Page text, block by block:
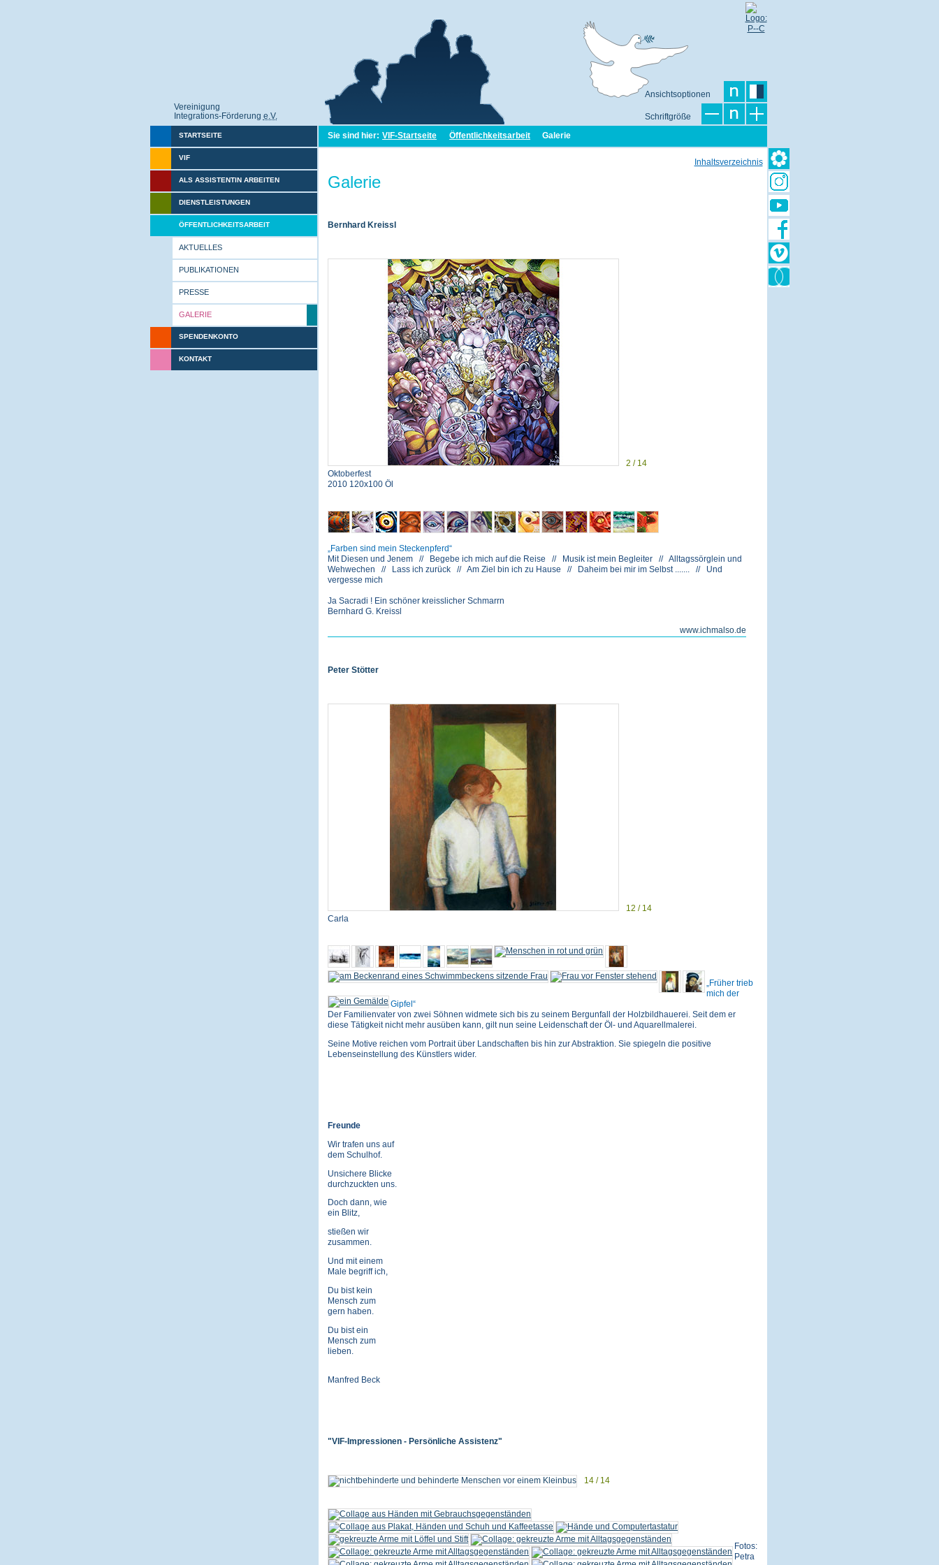
Vereinigung
Integrations-Förderung e.V.
Ansichtsoptionen
Schriftgröße
STARTSEITE
VIF
ALS ASSISTENTIN ARBEITEN
DIENSTLEISTUNGEN
ÖFFENTLICHKEITSARBEIT
AKTUELLES
PUBLIKATIONEN
PRESSE
GALERIE
SPENDENKONTO
KONTAKT
Sie sind hier: VIF-Startseite Öffentlichkeitsarbeit Galerie
Inhaltsverzeichnis
Galerie
Bernhard Kreissl
2 / 14
Oktoberfest
2010 120x100 Öl
Farben sind mein Steckenpferd
Mit Diesen und Jenem // Begebe ich mich auf die Reise // Musik ist mein Begleiter // Alltagssörglein und
Wehwechen // Lass ich zurück // Am Ziel bin ich zu Hause // Daheim bei mir im Selbst ....... // Und
vergesse mich
Ja Sacradi ! Ein schöner kreisslicher Schmarrn
Bernhard G. Kreissl
www.ichmalso.de
Peter Stötter
12 / 14
Carla
Früher trieb
mich der
Gipfel
Der Familienvater von zwei Söhnen widmete sich bis zu seinem Bergunfall der Holzbildhauerei. Seit dem er
diese Tätigkeit nicht mehr ausüben kann, gilt nun seine Leidenschaft der Öl- und Aquarellmalerei.
Seine Motive reichen vom Portrait über Landschaften bis hin zur Abstraktion. Sie spiegeln die positive
Lebenseinstellung des Künstlers wider.
Freunde
Wir trafen uns auf
dem Schulhof.
Unsichere Blicke
durchzuckten uns.
Doch dann, wie
ein Blitz,
stießen wir
zusammen.
Und mit einem
Male begriff ich,
Du bist kein
Mensch zum
gern haben.
Du bist ein
Mensch zum
lieben.
Manfred Beck
"VIF-Impressionen - Persönliche Assistenz"
14 / 14
Fotos:
Petra